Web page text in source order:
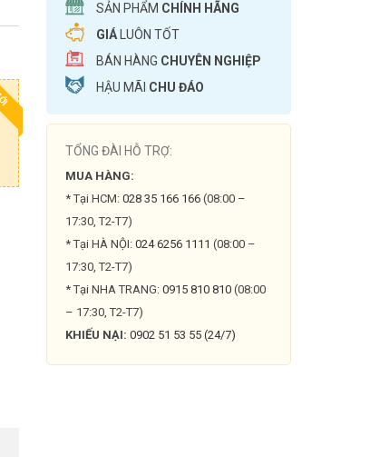
SẢN PHẨM CHÍNH HÃNG
GIÁ LUÔN TỐT
BÁN HÀNG CHUYÊN NGHIỆP
HẬU MÃI CHU ĐÁO
TỔNG ĐÀI HỖ TRỢ:
MUA HÀNG:
* Tại HCM: 028 35 166 166 (08:00 –
17:30, T2-T7)
* Tại HÀ NỘI: 024 6256 1111 (08:00 –
17:30, T2-T7)
* Tại NHA TRANG: 0915 810 810 (08:00
– 17:30, T2-T7)
KHIẾU NẠI: 0902 51 53 55 (24/7)